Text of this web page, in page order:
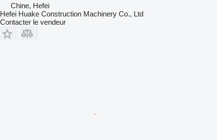
Chine, Hefei
Hefei Huake Construction Machinery Co., Ltd
Contacter le vendeur